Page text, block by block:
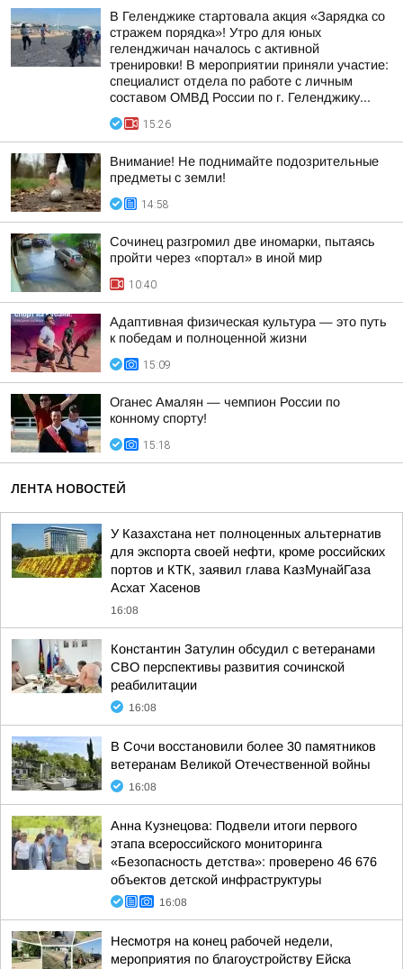
В Геленджике стартовала акция «Зарядка со
стражем порядка»! Утро для юных
геленджичан началось с активной
тренировки! В мероприятии приняли участие:
специалист отдела по работе с личным
составом ОМВД России по г. Геленджику...
15:26
Внимание! Не поднимайте подозрительные
предметы с земли!
14:58
Сочинец разгромил две иномарки, пытаясь
пройти через «портал» в иной мир
10:40
Адаптивная физическая культура — это путь
к победам и полноценной жизни
15:09
Оганес Амалян — чемпион России по
конному спорту!
15:18
ЛЕНТА НОВОСТЕЙ
У Казахстана нет полноценных альтернатив
для экспорта своей нефти, кроме российских
портов и КТК, заявил глава КазМунайГаза
Асхат Хасенов
16:08
Константин Затулин обсудил с ветеранами
СВО перспективы развития сочинской
реабилитации
16:08
В Сочи восстановили более 30 памятников
ветеранам Великой Отечественной войны
16:08
Анна Кузнецова: Подвели итоги первого
этапа всероссийского мониторинга
«Безопасность детства»: проверено 46 676
объектов детской инфраструктуры
16:08
Несмотря на конец рабочей недели,
мероприятия по благоустройству Ейска